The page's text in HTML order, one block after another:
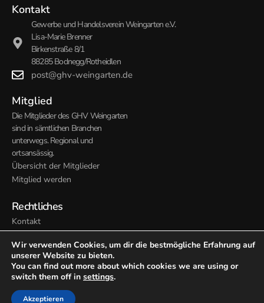
Kontakt
Gewerbe und Handelsverein Weingarten e.V.
Lisa-Marie Brenner
Birkenstraße 8/1
88285 Bodnegg/Rotheidlen
post@ghv-weingarten.de
Mitglied
Die Mitglieder des GHV Weingarten
sind in sämtlichen Branchen
unterwegs. Regional und
ortsansässig.
Übersicht der Mitglieder
Mitglied werden
Rechtliches
Kontakt
Impressum
Datenschutz
Satzung
© 2026 Gewerbe- und Handelsverein Weingarten. Alle Rechte
Wir verwenden Cookies, um dir die bestmögliche Erfahrung auf
unserer Website zu bieten.
You can find out more about which cookies we are using or
switch them off in settings.
Akzeptieren